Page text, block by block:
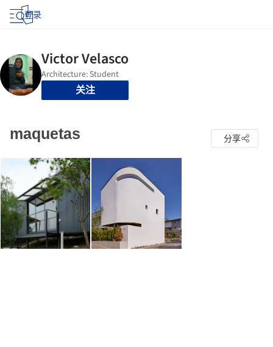
登录
关注
maquetas 分享